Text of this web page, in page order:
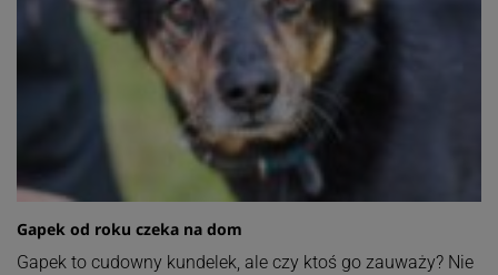
Gapek od roku czeka na dom
Gapek to cudowny kundelek, ale czy ktoś go zauważy? Nie